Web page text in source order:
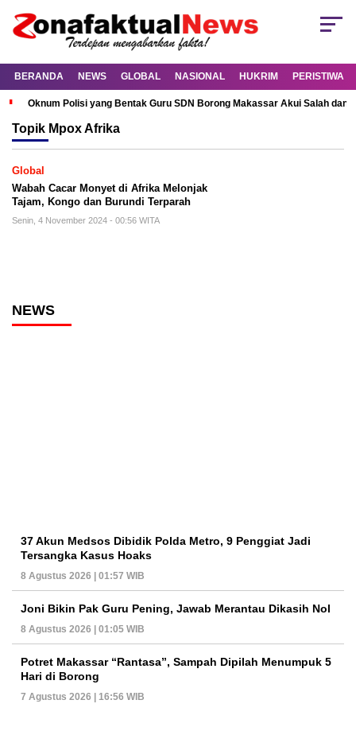
BERANDA NEWS GLOBAL NASIONAL HUKRIM PERISTIWA
Oknum Polisi yang Bentak Guru SDN Borong Makassar Akui Salah dan
Topik Mpox Afrika
Global
Wabah Cacar Monyet di Afrika Melonjak
Tajam, Kongo dan Burundi Terparah
Senin, 4 November 2024 - 00:56 WITA
NEWS
37 Akun Medsos Dibidik Polda Metro, 9 Penggiat Jadi
Tersangka Kasus Hoaks
8 Agustus 2026 | 01:57 WIB
Joni Bikin Pak Guru Pening, Jawab Merantau Dikasih Nol
8 Agustus 2026 | 01:05 WIB
Potret Makassar “Rantasa”, Sampah Dipilah Menumpuk 5
Hari di Borong
7 Agustus 2026 | 16:56 WIB